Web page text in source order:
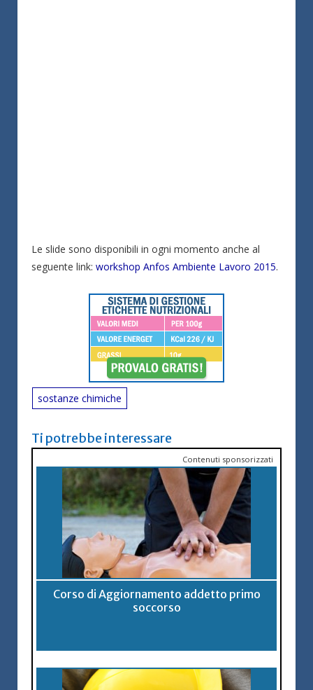
Le slide sono disponibili in ogni momento anche al
seguente link: workshop Anfos Ambiente Lavoro 2015.
sostanze chimiche
Ti potrebbe interessare
Contenuti sponsorizzati
Corso di Aggiornamento addetto primo
soccorso